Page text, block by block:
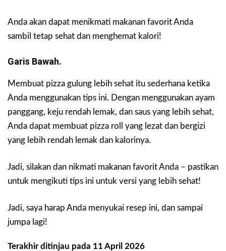
Anda akan dapat menikmati makanan favorit Anda
sambil tetap sehat dan menghemat kalori!
Garis Bawah.
Membuat pizza gulung lebih sehat itu sederhana ketika
Anda menggunakan tips ini. Dengan menggunakan ayam
panggang, keju rendah lemak, dan saus yang lebih sehat,
Anda dapat membuat pizza roll yang lezat dan bergizi
yang lebih rendah lemak dan kalorinya.
Jadi, silakan dan nikmati makanan favorit Anda – pastikan
untuk mengikuti tips ini untuk versi yang lebih sehat!
Jadi, saya harap Anda menyukai resep ini, dan sampai
jumpa lagi!
Terakhir ditinjau pada 11 April 2026